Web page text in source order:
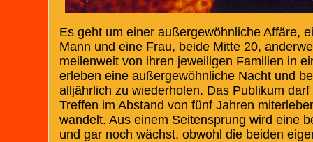
Es geht um einer außergewöhnliche Affäre,
Mann und eine Frau, beide Mitte 20,
meilenweit von ihren jeweiligen Familien in
erleben eine außergewöhnliche Nacht und
alljährlich zu wiederholen. Das Publikum
Treffen im Abstand von fünf Jahren
wandelt. Aus einem Seitensprung wird eine
und gar noch wächst, obwohl die beiden